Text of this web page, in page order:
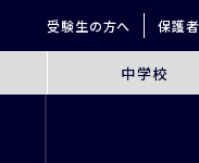
受験生の方へ 保護
中学校